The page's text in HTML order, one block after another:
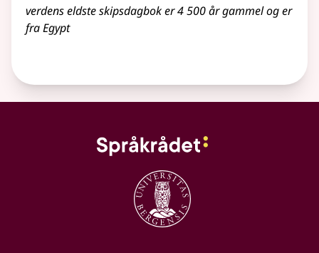
verdens eldste skipsdagbok er 4 500 år gammel og er
fra Egypt